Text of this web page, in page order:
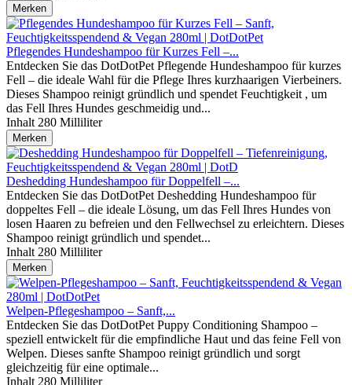
Merken
Pflegendes Hundeshampoo für Kurzes Fell –...
Entdecken Sie das DotDotPet Pflegende Hundeshampoo für kurzes
Fell – die ideale Wahl für die Pflege Ihres kurzhaarigen Vierbeiners.
Dieses Shampoo reinigt gründlich und spendet Feuchtigkeit , um
das Fell Ihres Hundes geschmeidig und...
Inhalt 280 Milliliter
Merken
Deshedding Hundeshampoo für Doppelfell –...
Entdecken Sie das DotDotPet Deshedding Hundeshampoo für
doppeltes Fell – die ideale Lösung, um das Fell Ihres Hundes von
losen Haaren zu befreien und den Fellwechsel zu erleichtern. Dieses
Shampoo reinigt gründlich und spendet...
Inhalt 280 Milliliter
Merken
Welpen-Pflegeshampoo – Sanft,...
Entdecken Sie das DotDotPet Puppy Conditioning Shampoo –
speziell entwickelt für die empfindliche Haut und das feine Fell von
Welpen. Dieses sanfte Shampoo reinigt gründlich und sorgt
gleichzeitig für eine optimale...
Inhalt 280 Milliliter